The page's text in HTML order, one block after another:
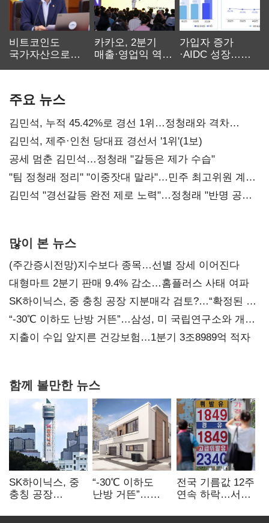
비트코인도
국가자산으로…'
카카오, 2분기
매출·영업익 역대
가입자 증가
·AIDC 성장…
주요 뉴스
김민석, 누적 45.42%로 경선 1위…정청래와 격차
0.86%p(2보)
김민석, 제주·인천 당대표 경선서 '1위'(1보)
공세 멈춘 김민석…정청래 "갈등은 제가 수습"
"팀 정청래 정리" "이중잣대 말라"…민주 최고위원 계파
다툼 격화
김민석 "경선갈등 완전 제로 노력"…정청래 "반명 공세
많이 본 뉴스
(주간증시전망)지수보다 종목…선별 장세 이어진다
대형마트 2분기 판매 9.4% 감소…홈플러스 사태 여파
SK하이닉스, 중 충칭 공장 지분매각 검토?…“확정된 바
없어”
“-30℃ 이하도 난방 거뜬”…삼성, 미 국립연구소와 개발
협력
지출이 수입 앞지른 건강보험…1분기 3조8989억 적자
함께 볼만한 뉴스
SK하이닉스, 중
충칭 공장
검토?…“확정된
“-30℃ 이하도
난방 거뜬”…
국립연구소와
전국 기름값 12주
연속 하락…서울